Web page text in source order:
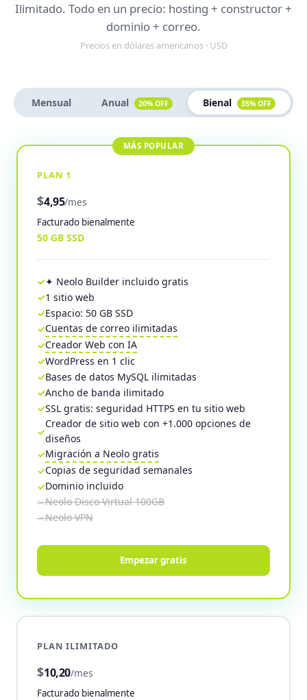
Ilimitado. Todo en un precio: hosting + constructor +
dominio + correo.
Precios en dólares americanos · USD
Mensual Anual 20% OFF Bienal 35% OFF
PLAN 1
$4,95/mes
Facturado bienalmente
50 GB SSD
✦ Neolo Builder incluido gratis
1 sitio web
Espacio: 50 GB SSD
Cuentas de correo ilimitadas
Creador Web con IA
WordPress en 1 clic
Bases de datos MySQL ilimitadas
Ancho de banda ilimitado
SSL gratis: seguridad HTTPS en tu sitio web
Creador de sitio web con +1.000 opciones de
diseños
Migración a Neolo gratis
Copias de seguridad semanales
Dominio incluido
Neolo Disco Virtual 100GB
Neolo VPN
Empezar gratis
PLAN ILIMITADO
$10,20/mes
Facturado bienalmente